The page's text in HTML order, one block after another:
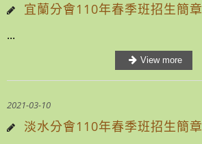
宜蘭分會110年春季班招生簡章
...
2021-03-10
淡水分會110年春季班招生簡章